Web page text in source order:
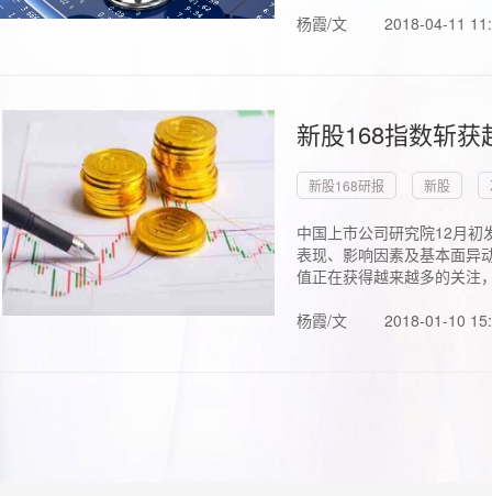
杨霞/文 2018-04-11
新股168指数斩
新股168研报 新股
中国上市公司研究院12月初
表现、影响因素及基本面异
值正在获得越来越多的关注
杨霞/文
2018-01-10